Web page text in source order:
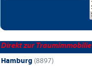
Direkt zur Traumimmobilie
Hamburg (8897)